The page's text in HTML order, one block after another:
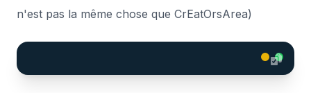
n'est pas la même chose que CrEatOrsArea)